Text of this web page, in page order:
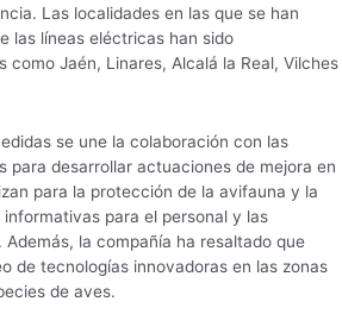
Las localidades en las que se han
las líneas eléctricas han sido
como Jaén, Linares, Alcalá la Real, Vilches
se une la colaboración con las
para desarrollar actuaciones de mejora en
para la protección de la avifauna y la
para el personal y las
la compañía ha resaltado que
de tecnologías innovadoras en las zonas
de aves.